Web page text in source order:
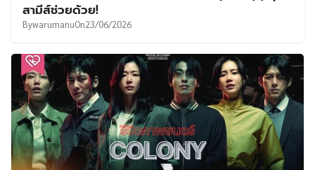
สามีส์ช่วยด้วย!
BywarumanuOn23/06/2026